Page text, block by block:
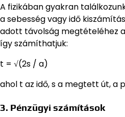
A fizikában gyakran
a sebesség vagy idő
adott távolság megtételéhez
így számíthatjuk:
t = √(2s / a)
ahol t az idő, s a megtett út, a
3. Pénzügyi számítások